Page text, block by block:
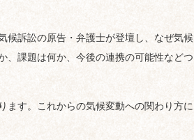
候訴訟の原告・弁護士が登壇し、なぜ気候
、課題は何か、今後の連携の可能性などつ
ます。これからの気候変動への関わり方に